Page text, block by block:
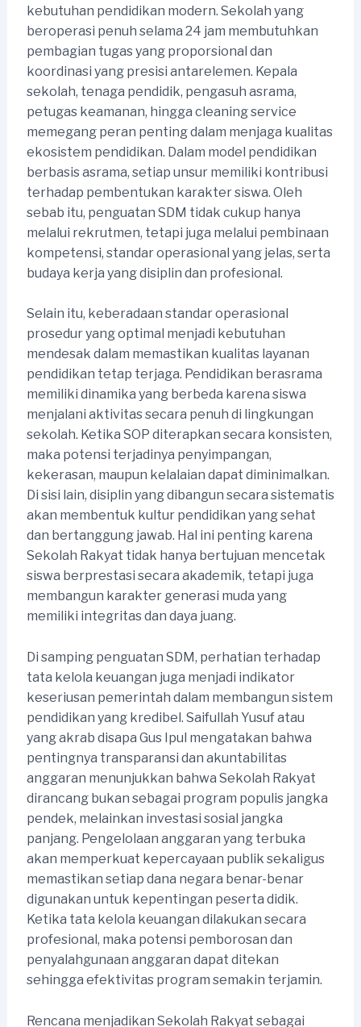
kebutuhan pendidikan modern. Sekolah yang
beroperasi penuh selama 24 jam membutuhkan
pembagian tugas yang proporsional dan
koordinasi yang presisi antarelemen. Kepala
sekolah, tenaga pendidik, pengasuh asrama,
petugas keamanan, hingga cleaning service
memegang peran penting dalam menjaga kualitas
ekosistem pendidikan. Dalam model pendidikan
berbasis asrama, setiap unsur memiliki kontribusi
terhadap pembentukan karakter siswa. Oleh
sebab itu, penguatan SDM tidak cukup hanya
melalui rekrutmen, tetapi juga melalui pembinaan
kompetensi, standar operasional yang jelas, serta
budaya kerja yang disiplin dan profesional.
Selain itu, keberadaan standar operasional
prosedur yang optimal menjadi kebutuhan
mendesak dalam memastikan kualitas layanan
pendidikan tetap terjaga. Pendidikan berasrama
memiliki dinamika yang berbeda karena siswa
menjalani aktivitas secara penuh di lingkungan
sekolah. Ketika SOP diterapkan secara konsisten,
maka potensi terjadinya penyimpangan,
kekerasan, maupun kelalaian dapat diminimalkan.
Di sisi lain, disiplin yang dibangun secara sistematis
akan membentuk kultur pendidikan yang sehat
dan bertanggung jawab. Hal ini penting karena
Sekolah Rakyat tidak hanya bertujuan mencetak
siswa berprestasi secara akademik, tetapi juga
membangun karakter generasi muda yang
memiliki integritas dan daya juang.
Di samping penguatan SDM, perhatian terhadap
tata kelola keuangan juga menjadi indikator
keseriusan pemerintah dalam membangun sistem
pendidikan yang kredibel. Saifullah Yusuf atau
yang akrab disapa Gus Ipul mengatakan bahwa
pentingnya transparansi dan akuntabilitas
anggaran menunjukkan bahwa Sekolah Rakyat
dirancang bukan sebagai program populis jangka
pendek, melainkan investasi sosial jangka
panjang. Pengelolaan anggaran yang terbuka
akan memperkuat kepercayaan publik sekaligus
memastikan setiap dana negara benar-benar
digunakan untuk kepentingan peserta didik.
Ketika tata kelola keuangan dilakukan secara
profesional, maka potensi pemborosan dan
penyalahgunaan anggaran dapat ditekan
sehingga efektivitas program semakin terjamin.
Rencana menjadikan Sekolah Rakyat sebagai